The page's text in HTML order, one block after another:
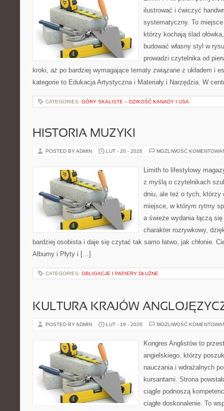
ilustrować i ćwiczyć
systematyczny. To
którzy kochają ślad
budować własny styl w
prowadzi czytelnika od
kroki, aż po bardziej wymagające tematy związane z układem i
kategorie to Edukacja Artystyczna i Materiały i Narzędzia. W
CATEGORIES: GÓRY SKALISTE – DZIKOŚĆ KANADY I USA
HISTORIA MUZYKI
POSTED BY ADMIN LUT - 20 - 2026 MOŻLIWOŚĆ
Limith to lifestylowy
z myślą o czytelnikach
dniu, ale też o tych, którzy
miejsce, w którym rytmy
a świeże wydania łączą
charakter rozrywkowy,
bardziej osobista i daje się czytać tak samo łatwo, jak chłonie.
Albumy i Płyty i […]
CATEGORIES: OBLIGACJE I PAPIERY DŁUŻNE
KULTURA KRAJÓW
POSTED BY ADMIN LUT - 19 - 2026 MOŻLIWOŚĆ
Kongres Anglistów to
angielskiego, którzy
nauczania i wdrażalnych
kursantami. Strona
ciągle podnoszą
ciągłe doskonalenie. To